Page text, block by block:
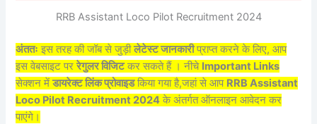
RRB Assistant Loco Pilot Recruitment 2024
अंततः इस तरह की जॉब से जुड़ीलेटेस्ट जानकारीप्राप्त करने के लिए, आप
इस वेबसाइट पररेगुलर विजिटकर सकते हैं । नीचे Important Links
सेक्शन मेंडायरेक्ट लिंक प्रोवाइडकिया गया है,जहां से आप RRB Assistant
Loco Pilot Recruitment 2024 के अंतर्गत ऑनलाइन आवेदन कर
पाएंगे।